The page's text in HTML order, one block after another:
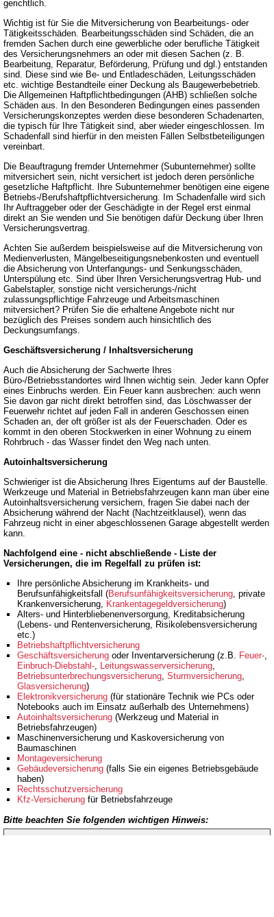
gerichtlich.
Wichtig ist für Sie die Mitversicherung von Bearbeitungs- oder
Tätigkeitsschäden. Bearbeitungsschäden sind Schäden, die an
fremden Sachen durch eine gewerbliche oder berufliche Tätigkeit
des Versicherungsnehmers an oder mit diesen Sachen (z. B.
Bearbeitung, Reparatur, Beförderung, Prüfung und dgl.) entstanden
sind. Diese sind wie Be- und Entladeschäden, Leitungsschäden
etc. wichtige Bestandteile einer Deckung als Baugewerbebetrieb.
Die Allgemeinen Haftpflichtbedingungen (AHB) schließen solche
Schäden aus. In den Besonderen Bedingungen eines passenden
Versicherungskonzeptes werden diese besonderen Schadenarten,
die typisch für Ihre Tätigkeit sind, aber wieder eingeschlossen. Im
Schadenfall sind hierfür in den meisten Fällen Selbstbeteiligungen
vereinbart.
Die Beauftragung fremder Unternehmer (Subunternehmer) sollte
mitversichert sein, nicht versichert ist jedoch deren persönliche
gesetzliche Haftpflicht. Ihre Subunternehmer benötigen eine eigene
Betriebs-/Berufshaftpflichtversicherung. Im Schadenfalle wird sich
Ihr Auftraggeber oder der Geschädigte in der Regel erst einmal
direkt an Sie wenden und Sie benötigen dafür Deckung über Ihren
Versicherungsvertrag.
Achten Sie außerdem beispielsweise auf die Mitversicherung von
Medienverlusten, Mängelbeseitigungsnebenkosten und eventuell
die Absicherung von Unterfangungs- und Senkungsschäden,
Unterspülung etc. Sind über Ihren Versicherungsvertrag Hub- und
Gabelstapler, sonstige nicht versicherungs-/nicht
zulassungspflichtige Fahrzeuge und Arbeitsmaschinen
mitversichert? Prüfen Sie die erhaltene Angebote nicht nur
bezüglich des Preises sondern auch hinsichtlich des
Deckungsumfangs.
Geschäftsversicherung / Inhaltsversicherung
Auch die Absicherung der Sachwerte Ihres
Büro-/Betriebsstandortes wird Ihnen wichtig sein. Jeder kann Opfer
eines Einbruchs werden. Ein Feuer kann ausbrechen: auch wenn
Sie davon gar nicht direkt betroffen sind, das Löschwasser der
Feuerwehr richtet auf jeden Fall in anderen Geschossen einen
Schaden an, der oft größer ist als der Feuerschaden. Oder es
kommt in den oberen Stockwerken in einer Wohnung zu einem
Rohrbruch - das Wasser findet den Weg nach unten.
Autoinhaltsversicherung
Schwieriger ist die Absicherung Ihres Eigentums auf der Baustelle.
Werkzeuge und Material in Betriebsfahrzeugen kann man über eine
Autoinhaltsversicherung versichern, fragen Sie dabei nach der
Absicherung während der Nacht (Nachtzeitklausel), wenn das
Fahrzeug nicht in einer abgeschlossenen Garage abgestellt werden
kann.
Nachfolgend eine - nicht abschließende - Liste der
Versicherungen, die im Regelfall zu prüfen ist:
Ihre persönliche Absicherung im Krankheits- und
Berufsunfähigkeitsfall (Berufsunfähigkeitsversicherung, private
Krankenversicherung, Krankentagegeldversicherung)
Alters- und Hinterbliebenenversorgung, Kreditabsicherung
(Lebens- und Rentenversicherung, Risikolebensversicherung
etc.)
Betriebshaftpflichtversicherung
Geschäftsversicherung oder Inventarversicherung (z.B. Feuer-,
Einbruch-Diebstahl-, Leitungswasserversicherung,
Betriebsunterbrechungsversicherung, Sturmversicherung,
Glasversicherung)
Elektronikversicherung (für stationäre Technik wie PCs oder
Notebooks auch im Einsatz außerhalb des Unternehmens)
Autoinhaltsversicherung (Werkzeug und Material in
Betriebsfahrzeugen)
Maschinenversicherung und Kaskoversicherung von
Baumaschinen
Montageversicherung
Gebäudeversicherung (falls Sie ein eigenes Betriebsgebäude
haben)
Rechtsschutzversicherung
Kfz-Versicherung für Betriebsfahrzeuge
Bitte beachten Sie folgenden wichtigen Hinweis: